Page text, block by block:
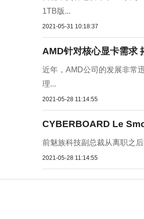
1TB版...
2021-05-31 10:18:37
AMD针对核心显卡需求
近年，AMD公司的发展非常
理...
2021-05-28 11:14:55
CYBERBOARD Le
前魅族科技副总裁从离职之
2021-05-28 11:14:55